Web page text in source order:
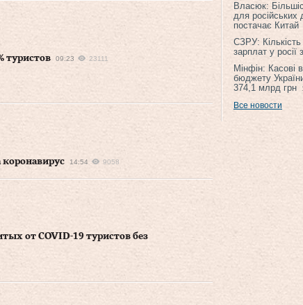
туристов
09:23 23111
коронавирус
14:54 9058
от COVID-19 туристов без
Власюк:
для російських
постачає Китай
СЗРУ:
зарплат у росії
Мінфін: Касові
бюджету
374,1 млрд грн
Все новости